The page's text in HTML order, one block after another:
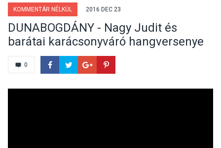
KOMMENTÁR NÉLKÜL 2016 DEC 23
DUNABOGDÁNY - Nagy Judit és
barátai karácsonyváró hangversenye
0